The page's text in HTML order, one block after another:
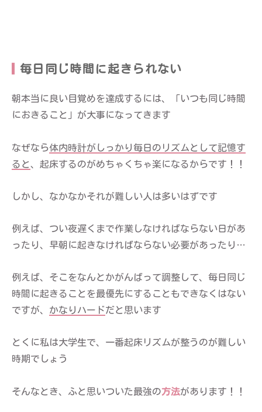
毎日同じ時間に起きられない
朝本当に良い目覚めを達成するには、「いつも同じ時間
におきること」が大事になってきます
なぜなら体内時計がしっかり毎日のリズムとして記憶す
ると、起床するのがめちゃくちゃ楽になるからです！！
しかし、なかなかそれが難しい人は多いはずです
例えば、つい夜遅くまで作業しなければならない日があ
ったり、早朝に起きなければならない必要があったり…
例えば、そこをなんとかがんばって調整して、毎日同じ
時間に起きることを最優先にすることもできなくはない
ですが、 かなりハードだと思います
とくに私は大学生で、一番起床リズムが整うのが難しい
時期でしょう
そんなとき、ふと思いついた最強の方法があります！！